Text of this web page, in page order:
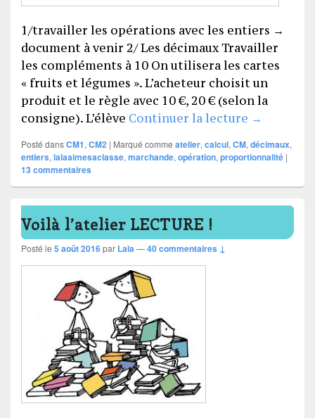
1/travailler les opérations avec les entiers →
document à venir 2/ Les décimaux Travailler
les compléments à 10 On utilisera les cartes
« fruits et légumes ». L’acheteur choisit un
produit et le règle avec 10 €, 20 € (selon la
consigne). L’élève Continuer la lecture L’atelier «
→
Posté dansCM1, CM2 | Marqué comme atelier, calcul, CM, décimaux,
entiers, lalaaimesaclasse, marchande, opération, proportionnalité |
13 commentaires
Voilà l’atelier LECTURE !
Posté le 5 août 2016par Lala—40 commentaires ↓